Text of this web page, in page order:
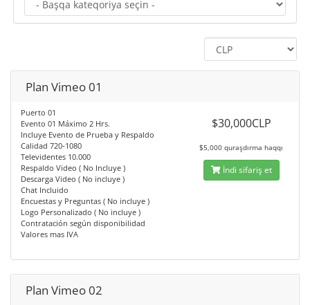
Plan Vimeo 01
Puerto 01
Evento 01 Máximo 2 Hrs.
Incluye Evento de Prueba y Respaldo
Calidad 720-1080
Televidentes 10.000
Respaldo Video ( No Incluye )
Descarga Video ( No incluye )
Chat Incluido
Encuestas y Preguntas ( No incluye )
Logo Personalizado ( No incluye )
Contratación según disponibilidad
Valores mas IVA
$30,000CLP
$5,000 quraşdırma haqqı
İndi sifariş et
Plan Vimeo 02